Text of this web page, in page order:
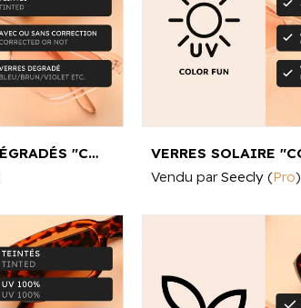
VERRES SOLAIRES DÉGRADÉS "COLOR FUN" AVEC OU SANS CORRECTION
Vendu parSeecly(Pro)